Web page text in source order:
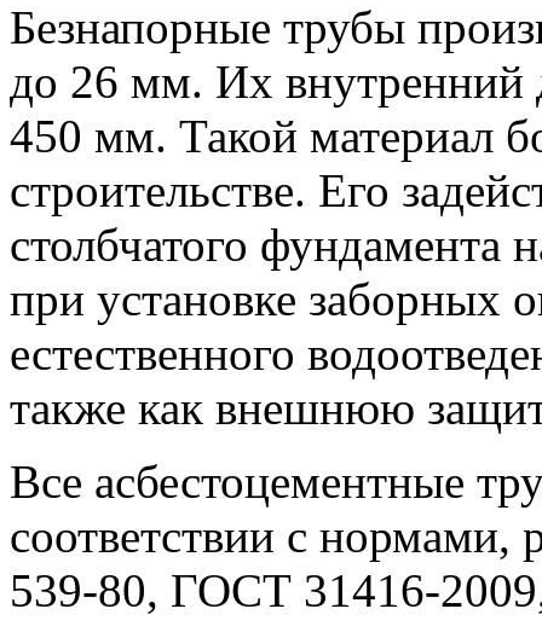
Безнапорные трубы
до 26 мм. Их внутренний
450 мм. Такой материал
строительстве. Его
столбчатого фундамента
при установке заборных
естественного
также как внешнюю
Все асбестоцементные
соответствии с
539-80, ГОСТ 31416-